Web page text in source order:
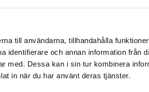
till användarna, tillhandahålla
identifierare och annan information från
med. Dessa kan i sin tur kombinera
in när du har använt deras tjänster.